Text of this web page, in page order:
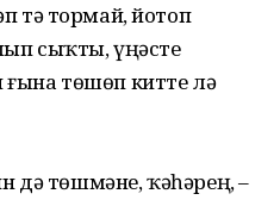
тә тормай, йотоп
сыҡты, үңәсте
төшөп китте лә
дә төшмәне, ҡәһәрең, –